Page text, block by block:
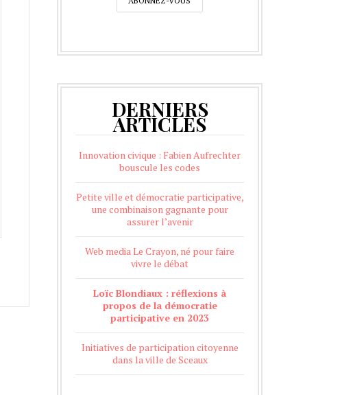
DERNIERS
ARTICLES
Innovation civique : Fabien Aufrechter
bouscule les codes
Petite ville et démocratie participative,
une combinaison gagnante pour
assurer l’avenir
Web media Le Crayon, né pour faire
vivre le débat
Loïc Blondiaux : réflexions à
propos de la démocratie
participative en 2023
Initiatives de participation citoyenne
dans la ville de Sceaux